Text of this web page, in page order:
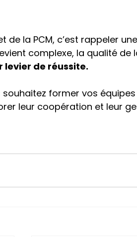
de la PCM, c’est rappeler
complexe, la qualité
levier de réussite.
souhaitez former vos
leur coopération et leur